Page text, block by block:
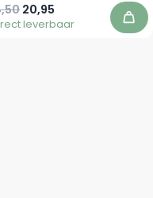
Speciale prijs
20,95
prijs
leverbaar In